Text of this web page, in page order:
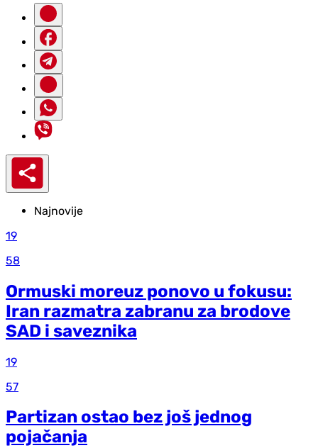
Najnovije
19
58
Ormuski moreuz ponovo u fokusu:
Iran razmatra zabranu za brodove
SAD i saveznika
19
57
Partizan ostao bez još jednog
pojačanja